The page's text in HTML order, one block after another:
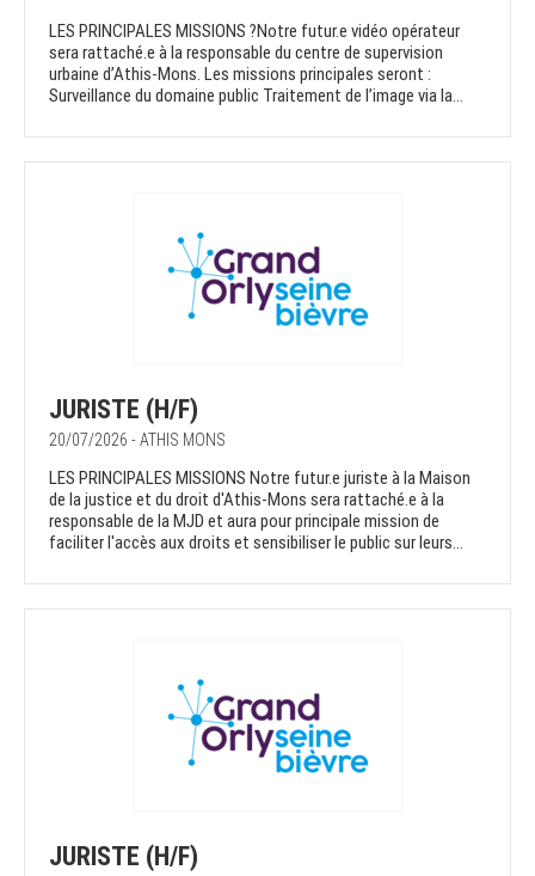
LES PRINCIPALES MISSIONS ?Notre futur.e vidéo opérateur
sera rattaché.e à la responsable du centre de supervision
urbaine d’Athis-Mons. Les missions principales seront :
Surveillance du domaine public Traitement de l’image via la...
JURISTE (H/F)
20/07/2026 - ATHIS MONS
LES PRINCIPALES MISSIONS Notre futur.e juriste à la Maison
de la justice et du droit d'Athis-Mons sera rattaché.e à la
responsable de la MJD et aura pour principale mission de
faciliter l'accès aux droits et sensibiliser le public sur leurs...
JURISTE (H/F)